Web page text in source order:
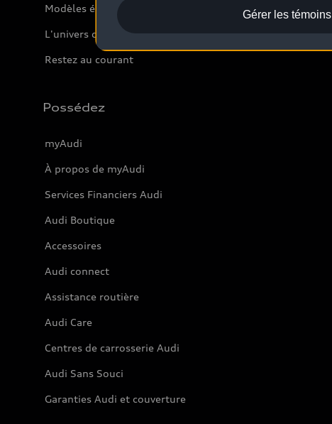
Modèles électriques
L'univers d'Audi
Restez au courant
Possédez
myAudi
À propos de myAudi
Services Financiers Audi
Audi Boutique
Accessoires
Audi connect
Assistance routière
Audi Care
Centres de carrosserie Audi
Audi Sans Souci
Garanties Audi et couverture
Gérer les témoins